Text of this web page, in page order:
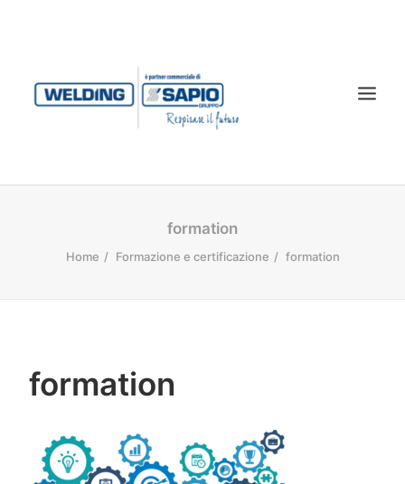
PRODOTTI
DOWNLOAD
HEROLASER
formation
Home Formazione e certificazione formation
formation